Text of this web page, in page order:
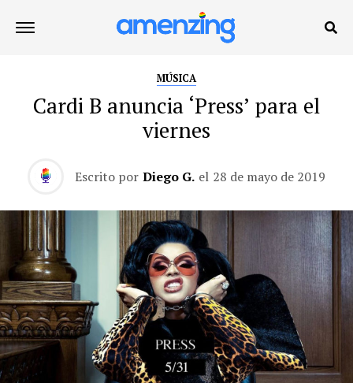
MÚSICA
Cardi B anuncia ‘Press’ para el
viernes
Escrito por Diego G. el 28 de mayo de 2019